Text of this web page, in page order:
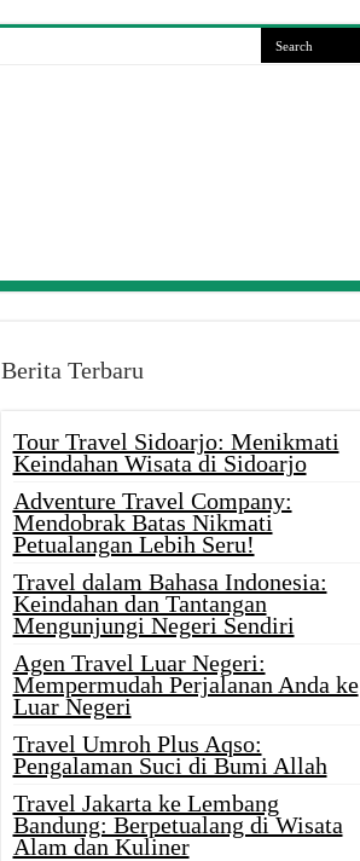
Berita Terbaru
Tour Travel Sidoarjo: Menikmati
Keindahan Wisata di Sidoarjo
Adventure Travel Company:
Mendobrak Batas Nikmati
Petualangan Lebih Seru!
Travel dalam Bahasa Indonesia:
Keindahan dan Tantangan
Mengunjungi Negeri Sendiri
Agen Travel Luar Negeri:
Mempermudah Perjalanan Anda ke
Luar Negeri
Travel Umroh Plus Aqso:
Pengalaman Suci di Bumi Allah
Travel Jakarta ke Lembang
Bandung: Berpetualang di Wisata
Alam dan Kuliner